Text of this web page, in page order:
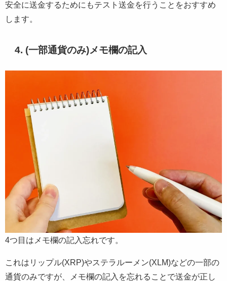
安全に送金するためにもテスト送金を行うことをおすすめ
します。
4. (一部通貨のみ)メモ欄の記入
4つ目はメモ欄の記入忘れです。
これはリップル(XRP)やステラルーメン(XLM)などの一部の
通貨のみですが、メモ欄の記入を忘れることで送金が正し